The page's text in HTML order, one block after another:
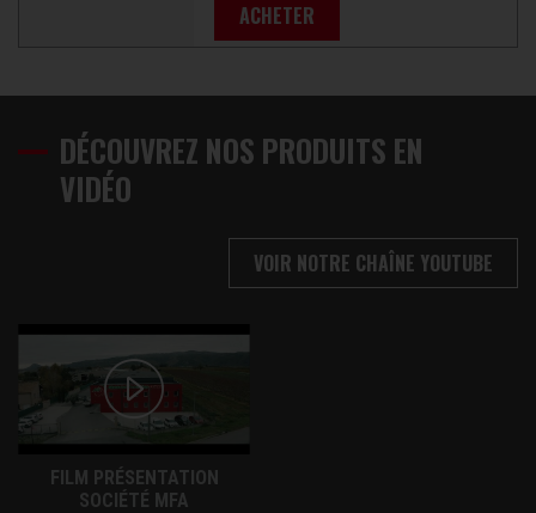
ACHETER
DÉCOUVREZ NOS PRODUITS EN
VIDÉO
VOIR NOTRE CHAÎNE YOUTUBE
FILM PRÉSENTATION
SOCIÉTÉ MFA